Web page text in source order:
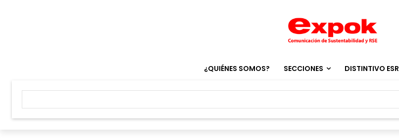
¿QUIÉNES SOMOS? SECCIONES DISTINTIVO ESR